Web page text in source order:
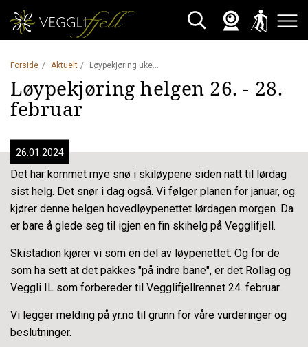
Søk WebkameraSkisporet
Åpne
Forside Aktuelt Løypekjøring uke 4 - 2024
Løypekjøring helgen 26. - 28.
februar
26.01.2024
Det har kommet mye snø i skiløypene siden natt til lørdag
sist helg. Det snør i dag også. Vi følger planen for januar, og
kjører denne helgen hovedløypenettet lørdagen morgen. Da
er bare å glede seg til igjen en fin skihelg på Vegglifjell.
Skistadion kjører vi som en del av løypenettet. Og for de
som ha sett at det pakkes "på indre bane", er det Rollag og
Veggli IL som forbereder til Vegglifjellrennet 24. februar.
Vi legger melding på yr.no til grunn for våre vurderinger og
beslutninger.